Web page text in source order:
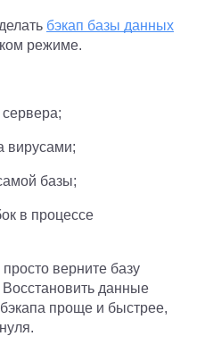
бэкап базы данных
режиме.
вирусами;
базы;
в процессе
просто верните базу
данные
проще и быстрее,